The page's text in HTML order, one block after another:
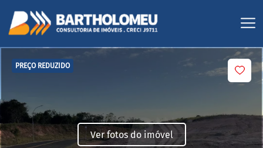
PREÇO REDUZIDO
Ver fotos do imóvel